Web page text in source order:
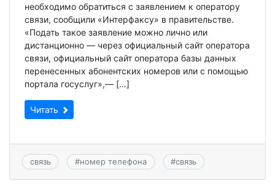
необходимо обратиться с заявлением к оператору
связи, сообщили «Интерфаксу» в правительстве.
«Подать такое заявление можно лично или
дистанционно — через официальный сайт оператора
связи, официальный сайт оператора базы данных
перенесенных абонентских номеров или с помощью
портала госуслуг»,— […]
Читать
связь #номер телефона #связь